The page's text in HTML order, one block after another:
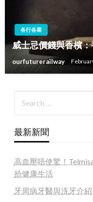
各行各業
威士忌價錢與香檳
ourfuturerailway
最新新聞
高血壓唔使驚！
拾健康生活
牙周病牙醫與洗牙介